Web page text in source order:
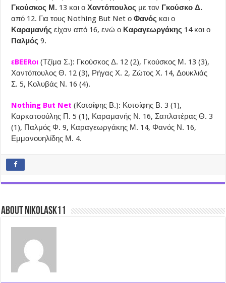
Γκούσκος Μ. 13 και οΧαντόπουλος με τον Γκούσκο Δ.
από 12. Για τους Nothing But Net οΦανός και ο
Καραμανήςείχαν από 16, ενώ ο Καραγεωργάκης 14 και ο
Παλμός9.
εBEERοι(Τζίμα Σ.): Γκούσκος Δ. 12 (2), Γκούσκος Μ. 13 (3),
Χαντόπουλος Θ. 12 (3), Ρήγας Χ. 2, Ζώτος Χ. 14, Δουκλιάς
Σ. 5, Κολυβάς Ν. 16 (4).
Nothing But Net(Κοτσίφης Β.): Κοτσίφης Β. 3 (1),
Καρκατσούλης Π. 5 (1), Καραμανής Ν. 16, Σαπλατέρας Θ. 3
(1), Παλμός Φ. 9, Καραγεωργάκης Μ. 14, Φανός Ν. 16,
Εμμανουηλίδης Μ. 4.
About nikolask11